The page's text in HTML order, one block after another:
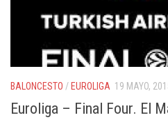
BALONCESTO / EUROLIGA 19 MAYO,
Euroliga – Final Four. El